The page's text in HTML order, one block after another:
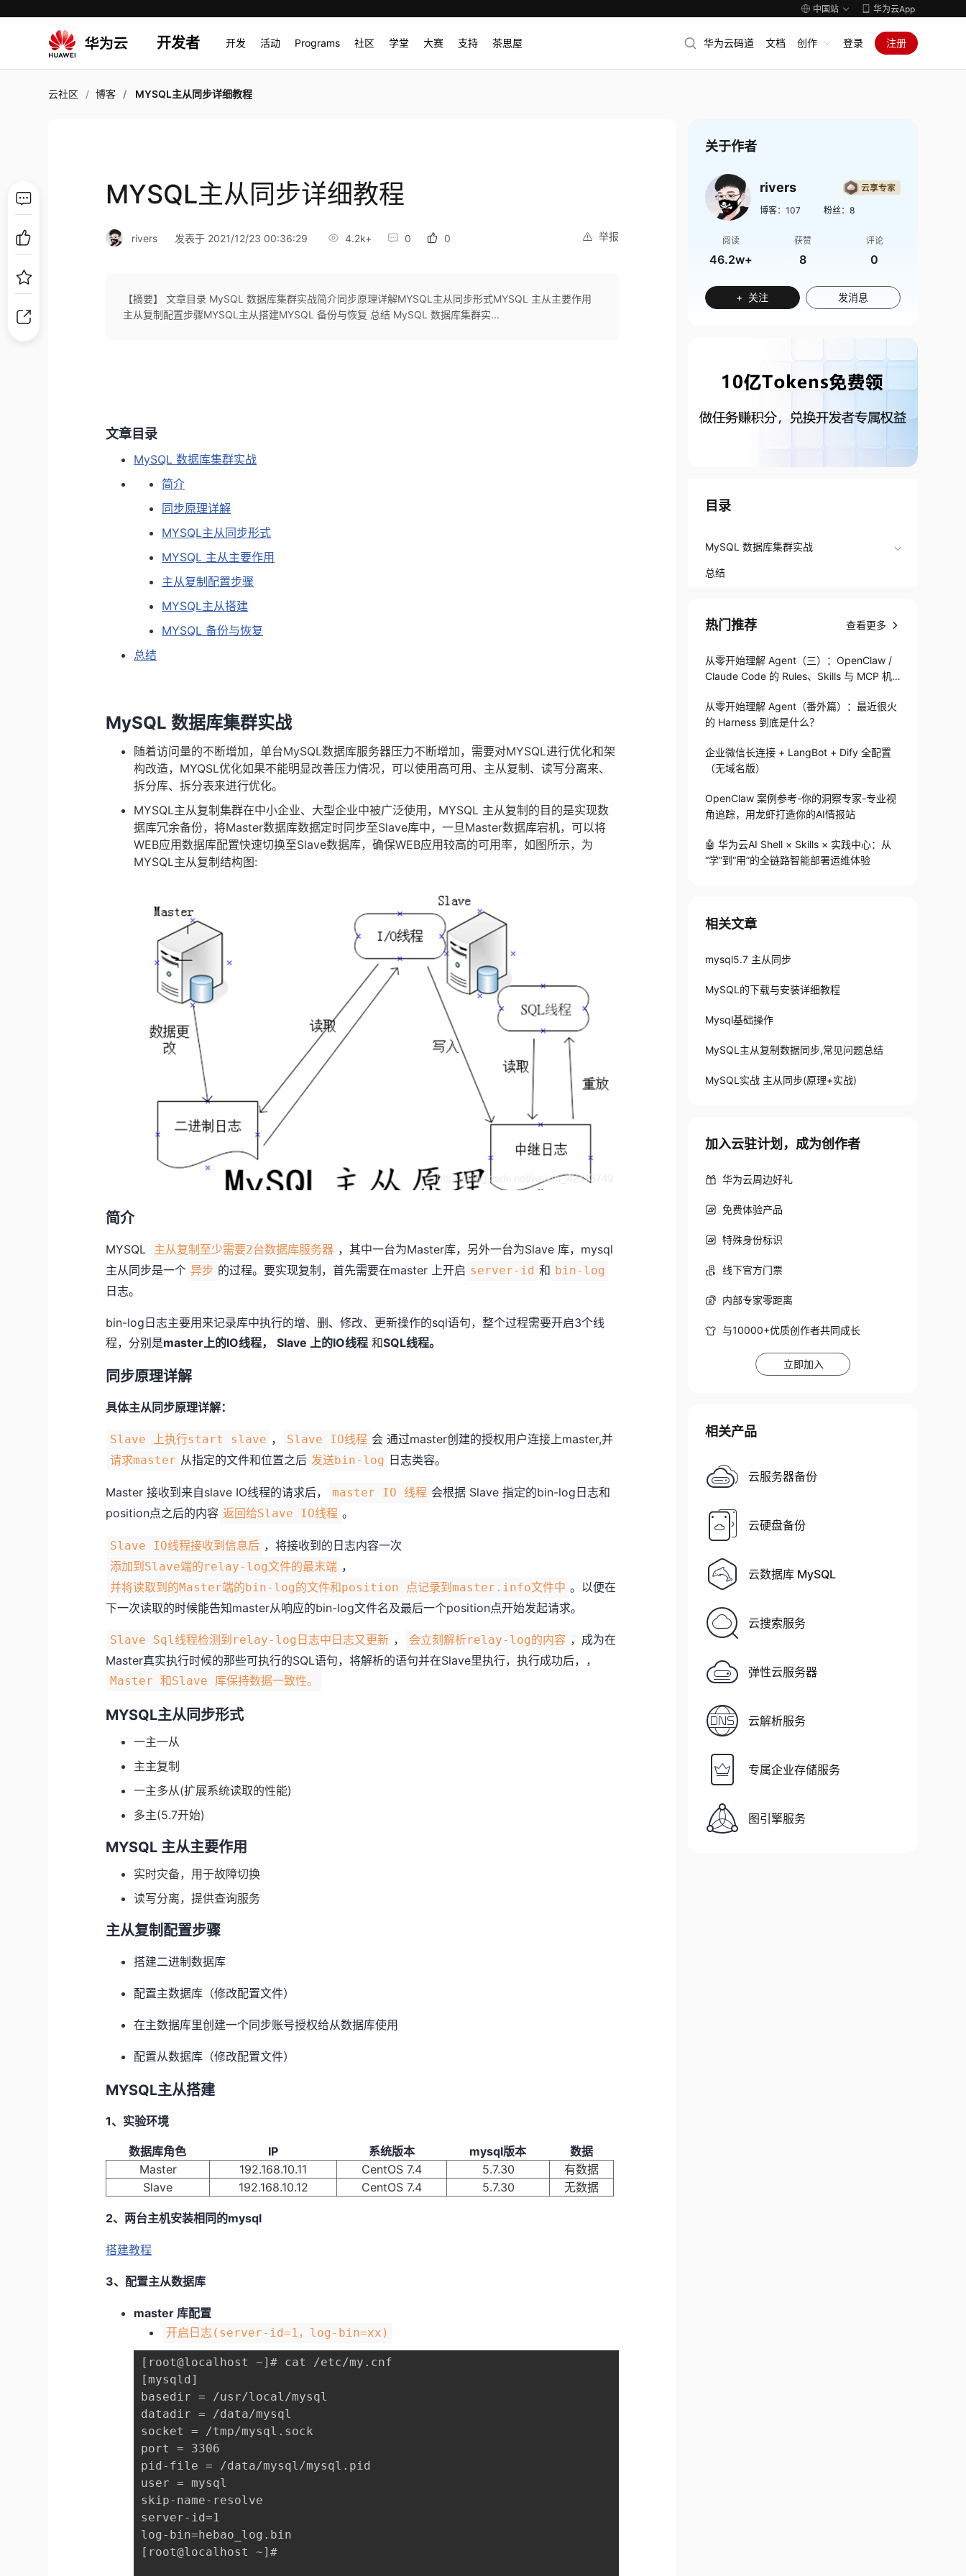
中国站 华为云App
开发者 开发 活动 Programs 社区 学堂 大赛 支持 茶思屋 华为云码道 文档 创作 登录 注册
云社区 博客 MYSQL主从同步详细教程
MYSQL主从同步详细教程
举报
rivers 发表于 2021/12/23 00:36:29 4.2k+ 0 0
【摘要】 文章目录 MySQL 数据库集群实战简介同步原理详解MYSQL主从同步形式MYSQL 主从主要作用
主从复制配置步骤MYSQL主从搭建MYSQL 备份与恢复 总结 MySQL 数据库集群实...
文章目录
MySQL 数据库集群实战
简介
同步原理详解
MYSQL主从同步形式
MYSQL 主从主要作用
主从复制配置步骤
MYSQL主从搭建
MYSQL 备份与恢复
总结
MySQL 数据库集群实战
随着访问量的不断增加，单台MySQL数据库服务器压力不断增加，需要对MYSQL进行优化和架
构改造，MYQSL优化如果不能明显改善压力情况，可以使用高可用、主从复制、读写分离来、
拆分库、拆分表来进行优化。
MYSQL主从复制集群在中小企业、大型企业中被广泛使用，MYSQL 主从复制的目的是实现数
据库冗余备份，将Master数据库数据定时同步至Slave库中，一旦Master数据库宕机，可以将
WEB应用数据库配置快速切换至Slave数据库，确保WEB应用较高的可用率，如图所示，为
MYSQL主从复制结构图:
简介
MYSQL 主从复制至少需要2台数据库服务器 ，其中一台为Master库，另外一台为Slave 库，mysql
主从同步是一个 异步 的过程。要实现复制，首先需要在master 上开启 server-id 和 bin-log
日志。
bin-log日志主要用来记录库中执行的增、删、修改、更新操作的sql语句，整个过程需要开启3个线
程，分别是master上的IO线程， Slave 上的IO线程 和SQL线程。
同步原理详解
具体主从同步原理详解：
Slave 上执行start slave ， Slave IO线程 会 通过master创建的授权用户连接上master,并
请求master 从指定的文件和位置之后 发送bin-log 日志类容。
Master 接收到来自slave IO线程的请求后， master IO 线程 会根据 Slave 指定的bin-log日志和
position点之后的内容 返回给Slave IO线程 。
Slave IO线程接收到信息后 ，将接收到的日志内容一次
添加到Slave端的relay-log文件的最末端 ，
并将读取到的Master端的bin-log的文件和position 点记录到master.info文件中 。以便在
下一次读取的时候能告知master从响应的bin-log文件名及最后一个position点开始发起请求。
Slave Sql线程检测到relay-log日志中日志又更新 ， 会立刻解析relay-log的内容 ，成为在
Master真实执行时候的那些可执行的SQL语句，将解析的语句并在Slave里执行，执行成功后，，
Master 和Slave 库保持数据一致性。
MYSQL主从同步形式
一主一从
主主复制
一主多从(扩展系统读取的性能)
多主(5.7开始)
MYSQL 主从主要作用
实时灾备，用于故障切换
读写分离，提供查询服务
主从复制配置步骤
搭建二进制数据库
配置主数据库（修改配置文件）
在主数据库里创建一个同步账号授权给从数据库使用
配置从数据库（修改配置文件）
MYSQL主从搭建
1、实验环境
数据库角色 IP 系统版本 mysql版本
数据
Master
192.168.10.11 CentOS 7.4 5.7.30
有数据
Slave
192.168.10.12 CentOS 7.4 5.7.30 无数据
2、两台主机安装相同的mysql
搭建教程
3、配置主从数据库
master 库配置
开启日志(server-id=1，log-bin=xx)
[root@localhost ~]# cat /etc/my.cnf
[mysqld]
basedir = /usr/local/mysql
datadir = /data/mysql
socket = /tmp/mysql.sock
port = 3306
pid-file = /data/mysql/mysql.pid
user = mysql
skip-name-resolve
server-id=1
log-bin=hebao_log.bin
[root@localhost ~]#
关于作者
rivers
博客： 107 粉丝： 8
阅读
46.2w+
获赞
8
评论
0
+ 关注 发消息
目录
MySQL 数据库集群实战
总结
热门推荐 查看更多
从零开始理解 Agent（三）：OpenClaw /
Claude Code 的 Rules、Skills 与 MCP 机
从零开始理解 Agent（番外篇）：最近很火
的 Harness 到底是什么？
企业微信长连接 + LangBot + Dify 全配置
（无域名版）
OpenClaw 案例参考-你的洞察专家-专业视
角追踪，用龙虾打造你的AI情报站
🤖 华为云AI Shell × Skills × 实践中心：从
“学”到“用”的全链路智能部署运维体验
相关文章
mysql5.7 主从同步
MySQL的下载与安装详细教程
Mysql基础操作
MySQL主从复制数据同步,常见问题总结
MySQL实战 主从同步(原理+实战)
加入云驻计划，成为创作者
华为云周边好礼
免费体验产品
特殊身份标识
线下官方门票
内部专家零距离
与10000+优质创作者共同成长
立即加入
相关产品
云服务器备份
云硬盘备份
云数据库 MySQL
云搜索服务
弹性云服务器
云解析服务
专属企业存储服务
图引擎服务